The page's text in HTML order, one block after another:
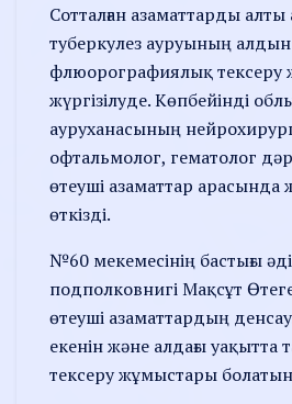
Сотталған азаматтарды
туберкулез ауруының
флюорографиялық
жүргізілуде. Көпбейінді
ауруханасының
офтальмолог, гематолог
өтеуші азаматтар арасында
өткізді.
№60 мекемесінің бастығы
подполковнигі Мақсұт
өтеуші азаматтардың
екенін және алдағы уақытта
тексеру жұмыстары